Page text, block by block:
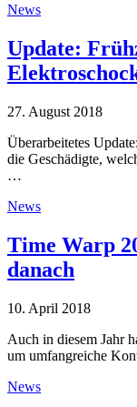
News
Update:
27. August 2018
Überarbeitetes
die Geschädigte,
…
News
Time Warp
danach
10. April 2018
Auch in diesem Jahr
um umfangreiche
News